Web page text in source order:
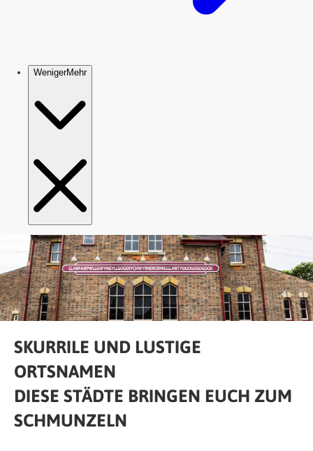
SKURRILE UND LUSTIGE
ORTSNAMEN
DIESE STÄDTE BRINGEN EUCH ZUM
SCHMUNZELN